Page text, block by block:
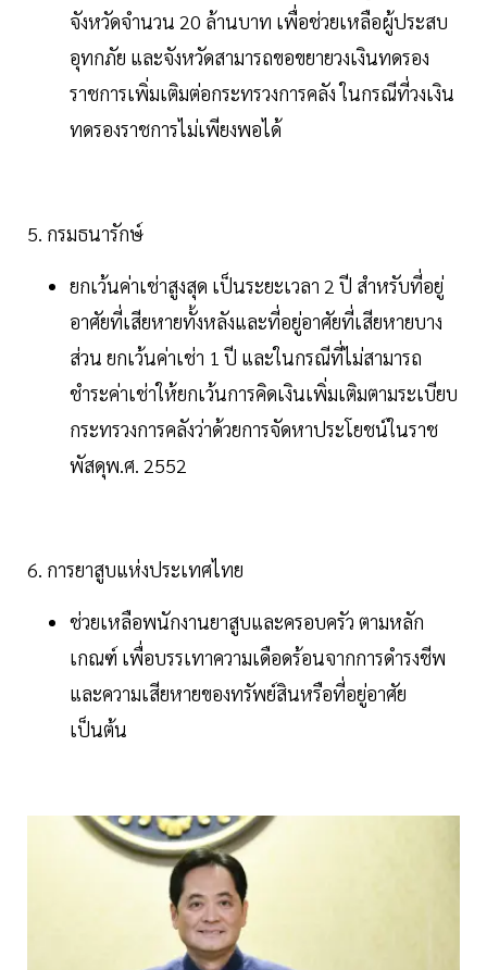
จังหวัดจำนวน 20 ล้านบาท เพื่อช่วยเหลือผู้ประสบ
อุทกภัย และจังหวัดสามารถขอขยายวงเงินทดรอง
ราชการเพิ่มเติมต่อกระทรวงการคลัง ในกรณีที่วงเงิน
ทดรองราชการไม่เพียงพอได้
5. กรมธนารักษ์
ยกเว้นค่าเช่าสูงสุด เป็นระยะเวลา 2 ปี สำหรับที่อยู่
อาศัยที่เสียหายทั้งหลังและที่อยู่อาศัยที่เสียหายบาง
ส่วน ยกเว้นค่าเช่า 1 ปี และในกรณีที่ไม่สามารถ
ชำระค่าเช่าให้ยกเว้นการคิดเงินเพิ่มเติมตามระเบียบ
กระทรวงการคลังว่าด้วยการจัดหาประโยชน์ในราช
พัสดุพ.ศ. 2552
6. การยาสูบแห่งประเทศไทย
ช่วยเหลือพนักงานยาสูบและครอบครัว ตามหลัก
เกณฑ์ เพื่อบรรเทาความเดือดร้อนจากการดำรงชีพ
และความเสียหายของทรัพย์สินหรือที่อยู่อาศัย
เป็นต้น